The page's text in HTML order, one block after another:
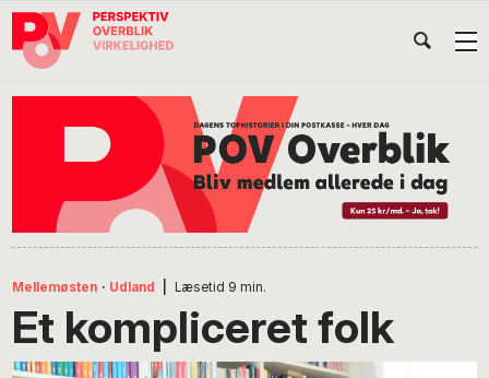
Gå
direkte
Skip
indhold
Gå
direkte
Mellemøsten · Udland Læsetid 9 min.
Et kompliceret folk